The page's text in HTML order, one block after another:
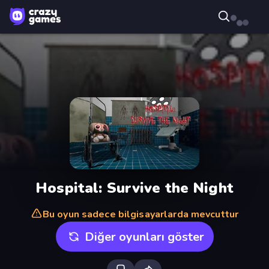
Hospital: Survive the Night
Bu oyun sadece bilgisayarlarda mevcuttur
Diğer oyunları göster